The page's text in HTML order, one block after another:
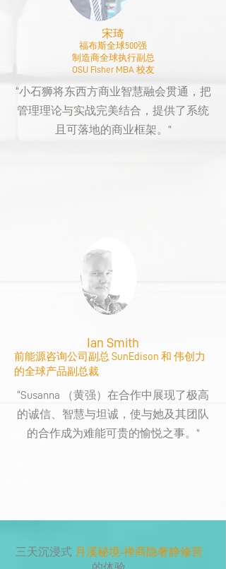
宋琦
福布斯全球500强
制造商全球执行副总
OSU Fisher MBA 校友
“小石狮将东西方商业智慧融会贯通，把
管理理论与实战完美结合，提供了系统
且可落地的商业框架。”
Ian Smith
前能源咨询公司副总 SunEdison 和 伟创力
的全球产品副总裁
“Susanna （黄强）在合作中展现了极高
的诚信、智慧与坦诚，使与她及其团队
的合作成为难能可贵的愉悦之事。”
三天沉浸式 月溪秘境-禅商隐奢静修营